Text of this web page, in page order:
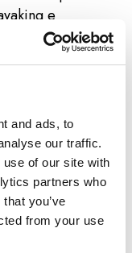
and ads, to
our traffic.
of our site with
partners who
you’ve
from your use
e
a vostra
con
nell'area di
tale. Nella
affollata,
– forse per le
glamping